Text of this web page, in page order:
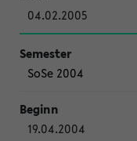
04.02.2005
SoSe 2004
19.04.2004